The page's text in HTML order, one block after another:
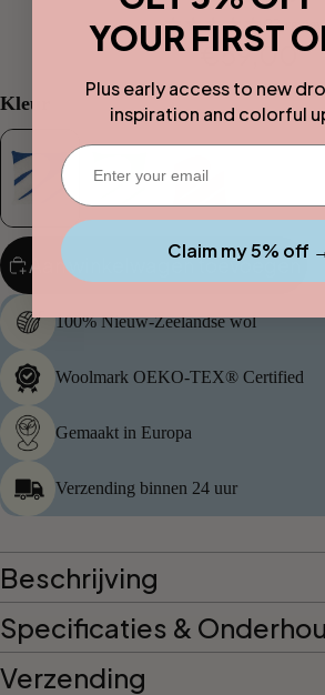
33
€59,00
Kleur
Aan winkelwagen toevoegen
100% Nieuw-Zeelandse wol
Woolmark OEKO-TEX® Certified
Gemaakt in Europa
Verzending binnen 24 uur
Beschrijving
Specificaties &
Verzending
YOUR FIRST
Plus early access to new
inspiration and colorful
Enter your email
Claim my 5% off